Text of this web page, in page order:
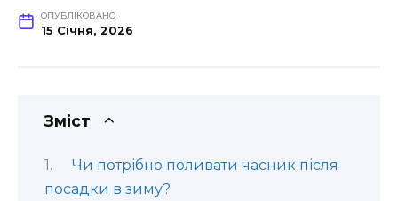
ОПУБЛІКОВАНО
15 Січня, 2026
Зміст
Чи потрібно поливати часник після
посадки в зиму?